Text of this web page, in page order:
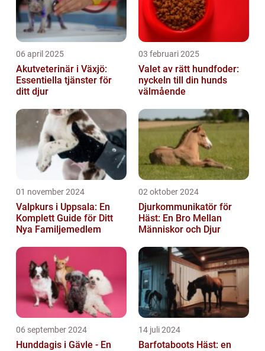
06 april 2025
Akutveterinär i Växjö:
Essentiella tjänster för
ditt djur
03 februari 2025
Valet av rätt hundfoder:
nyckeln till din hunds
välmående
01 november 2024
Valpkurs i Uppsala: En
Komplett Guide för Ditt
Nya Familjemedlem
02 oktober 2024
Djurkommunikatör för
Häst: En Bro Mellan
Människor och Djur
06 september 2024
Hunddagis i Gävle - En
14 juli 2024
Barfotaboots Häst: en